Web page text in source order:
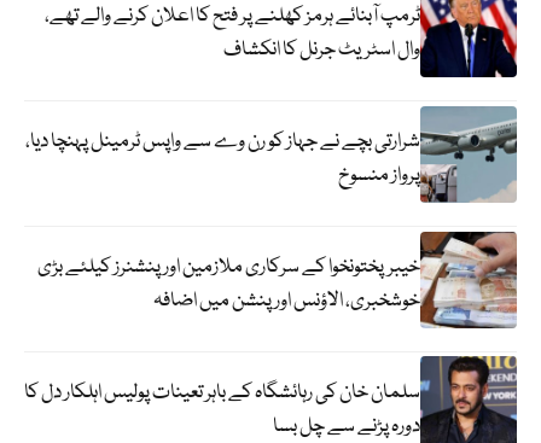
ٹرمپ آبنائے ہرمز کھلنے پر فتح کا اعلان کرنے والے تھے،
وال اسٹریٹ جرنل کا انکشاف
شرارتی بچے نے جہاز کو رن وے سے واپس ٹرمینل پہنچا دیا،
پرواز منسوخ
خیبرپختونخوا کے سرکاری ملازمین اور پنشنرز کیلئے بڑی
خوشخبری، الاؤنس اور پنشن میں اضافہ
سلمان خان کی رہائشگاہ کے باہر تعینات پولیس اہلکار دل کا
دورہ پڑنے سے چل بسا